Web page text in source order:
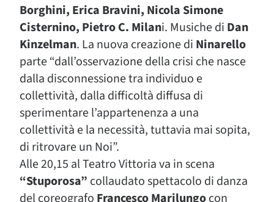
Borghini, Erica Bravini, Nicola Simone
Cisternino, Pietro C. Milani. Musiche di Dan
Kinzelman. La nuova creazione di Ninarello
parte “dall’osservazione della crisi che nasce
dalla disconnessione tra individuo e
collettività, dalla difficoltà diffusa di
sperimentare l’appartenenza a una
collettività e la necessità, tuttavia mai sopita,
di ritrovare un Noi”.
Alle 20,15 al Teatro Vittoria va in scena
“Stuporosa” collaudato spettacolo di danza
del coreografo Francesco Marilungocon